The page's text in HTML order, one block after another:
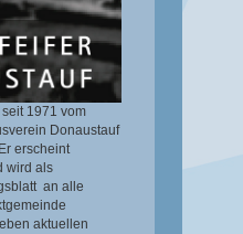
1971 vom
Donaustauf
erscheint
wird als
an alle
aktuellen